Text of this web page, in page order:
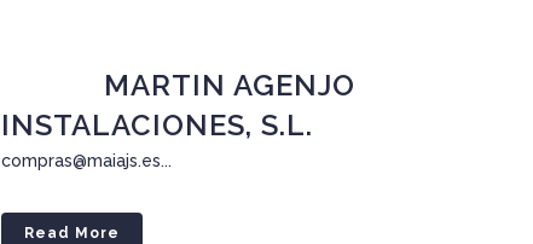
MARTIN AGENJO
INSTALACIONES, S.L.
compras@maiajs.es...
Read More